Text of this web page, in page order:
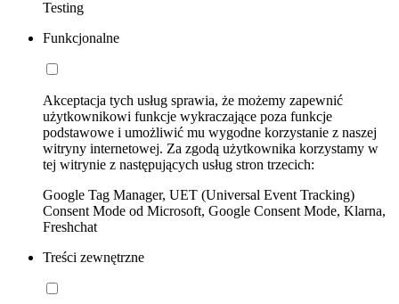
Testing
Funkcjonalne
Akceptacja tych usług sprawia, że możemy zapewnić
użytkownikowi funkcje wykraczające poza funkcje
podstawowe i umożliwić mu wygodne korzystanie z naszej
witryny internetowej. Za zgodą użytkownika korzystamy w
tej witrynie z następujących usług stron trzecich:
Google Tag Manager, UET (Universal Event Tracking)
Consent Mode od Microsoft, Google Consent Mode, Klarna,
Freshchat
Treści zewnętrzne